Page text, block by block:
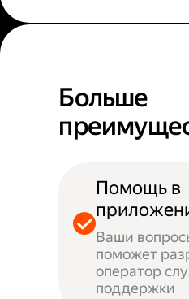
Больше
Помощь в
Ваши
поможет
оператор
поддержки